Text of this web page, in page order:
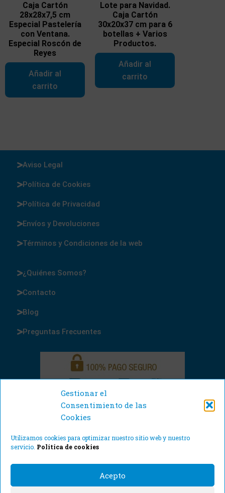
Gestionar el
Consentimiento de las
Cookies
Utilizamos cookies para optimizar nuestro sitio web y nuestro
servicio. Política de cookies
Acepto
Caja Cartón
28x28x7,5 cm
Especial Pastelería
con Ventana.
Especial Roscón de
Reyes
Añadir al
carrito
Lote para Navidad.
Caja Cartón
30x20x37 cm para 6
botellas + Varios
Productos.
Añadir al
carrito
Aviso Legal
Política de Cookies
Política de Privacidad
Envíos y Devoluciones
Términos y Condiciones de la web
¿Quiénes Somos?
Contacto
Blog
Preguntas Frecuentes